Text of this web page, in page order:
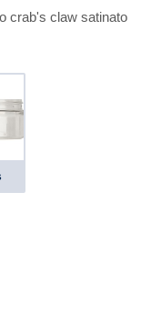
crab's claw satinato